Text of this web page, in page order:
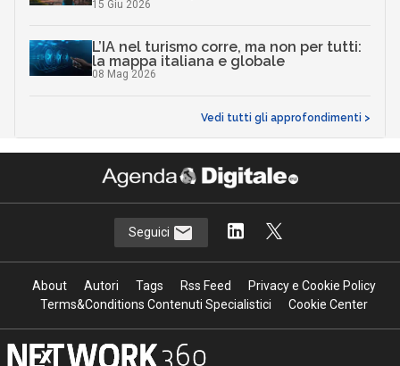
15 Giu 2026
L’IA nel turismo corre, ma non per tutti:
la mappa italiana e globale
08 Mag 2026
Vedi tutti gli approfondimenti >
Seguici
About Autori Tags Rss Feed
Privacy e Cookie Policy
Terms&Conditions Contenuti Specialistici
Cookie Center